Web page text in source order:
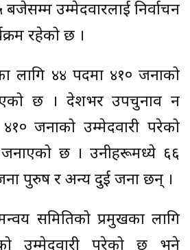
उम्मेदवारलाई निर्वाचन
रहेको छ ।
लागि ४४ पदमा ४१० जनाको
छ । देशभर उपचुनाव हुन
जनाको उम्मेदवारी परेको
छ । उनीहरूमध्ये ६६
पुरुष र अन्य दुई जना छन् ।
समितिको प्रमुखका लागि